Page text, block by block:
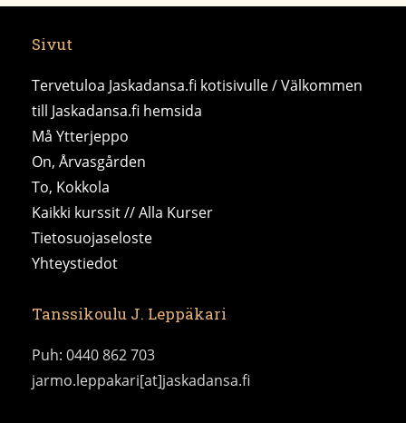
Sivut
Tervetuloa Jaskadansa.fi kotisivulle / Välkommen
till Jaskadansa.fi hemsida
Må Ytterjeppo
On, Årvasgården
To, Kokkola
Kaikki kurssit // Alla Kurser
Tietosuojaseloste
Yhteystiedot
Tanssikoulu J. Leppäkari
Puh: 0440 862 703
jarmo.leppakari[at]jaskadansa.fi